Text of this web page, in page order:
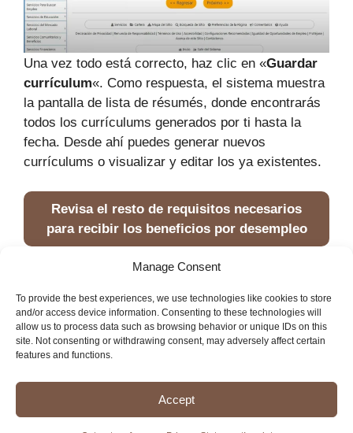
Manage Consent
To provide the best experiences, we use technologies like cookies to store
and/or access device information. Consenting to these technologies will
allow us to process data such as browsing behavior or unique IDs on this
site. Not consenting or withdrawing consent, may adversely affect certain
features and functions.
Accept
Una vez todo está correcto, haz clic en «Guardar
currículum«. Como respuesta, el sistema muestra
la pantalla de lista de résumés, donde encontrarás
todos los currículums generados por ti hasta la
fecha. Desde ahí puedes generar nuevos
currículums o visualizar y editar los ya existentes.
Revisa el resto de requisitos necesarios
para recibir los beneficios por desempleo
Privacy Statement